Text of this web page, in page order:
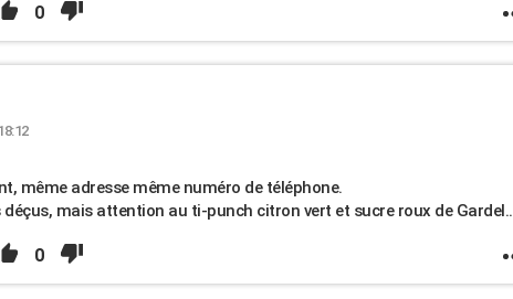
0
même adresse même numéro de téléphone.
déçus, mais attention au ti-punch citron vert et sucre roux de Gardel..
0